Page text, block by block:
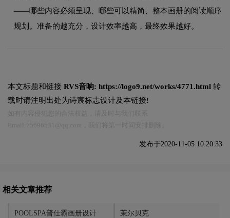
——哪些内容必须呈现、哪些可以精简、整本画册的阅读顺序
规划。准备的越充分，设计效率越高，最终效果越好。
本文标题和链接 RVS音响: https://logo9.net/works/4771.html 转
载时请注明出处为诗宸标志设计及本链接!
发布于2020-11-05 10:20:33
相关文章推荐
POOLSPA普仕霸画册设计 茉尔贝克